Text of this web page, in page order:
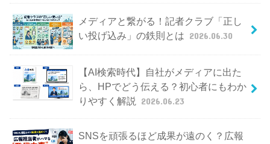
メディアと繋がる！記者クラブ「正し
い投げ込み」の鉄則とは 2026.06.30
【AI検索時代】自社がメディアに出た
ら、HPでどう伝える？初心者にもわか
りやすく解説
2026.06.23
SNSを頑張るほど成果が遠のく？広報